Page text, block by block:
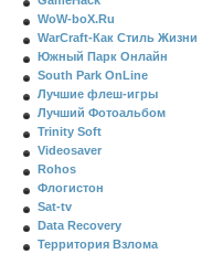
WoW-boX.Ru
WarCraft-Как Стиль Жизни
Южный Парк Онлайн
South Park OnLine
Лучшие флеш-игры
Лучший Фотоальбом
Trinity Soft
Videosaver
Rohos
Флогистон
Sat-tv
Data Recovery
Территория Взлома